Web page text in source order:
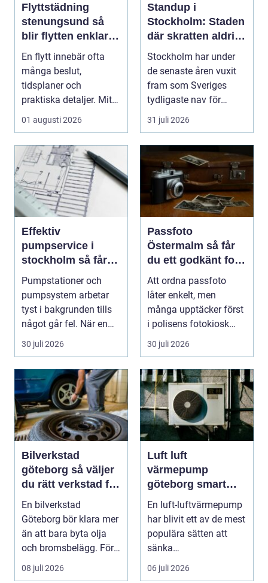
Flyttstädning
stenungsund så
blir flytten enklare
och mer trygg
En flytt innebär ofta
många beslut,
tidsplaner och
praktiska detaljer. Mitt i
allt hamnar flyttstädn...
01 augusti 2026
Standup i
Stockholm: Staden
där skratten aldrig
tar paus
Stockholm har under
de senaste åren vuxit
fram som Sveriges
tydligaste nav för
livehumor....
31 juli 2026
Effektiv
pumpservice i
stockholm så får
du driftsäkra
anläggningar året
runt
Pumpstationer och
pumpsystem arbetar
tyst i bakgrunden tills
något går fel. När en
pump stannar hand...
30 juli 2026
Passfoto
Östermalm så får
du ett godkänt foto
utan stress
Att ordna passfoto
låter enkelt, men
många upptäcker först
i polisens fotokiosk
eller hos fotografen...
30 juli 2026
Bilverkstad
göteborg så väljer
du rätt verkstad för
din bil
En bilverkstad
Göteborg bör klara mer
än att bara byta olja
och bromsbelägg. För
många bilägare i oc...
08 juli 2026
Luft luft
värmepump
göteborg smart
värme för
kustklimat
En luft-luftvärmepump
har blivit ett av de mest
populära sätten att
sänka
uppvärmningskostnad
er och ...
06 juli 2026